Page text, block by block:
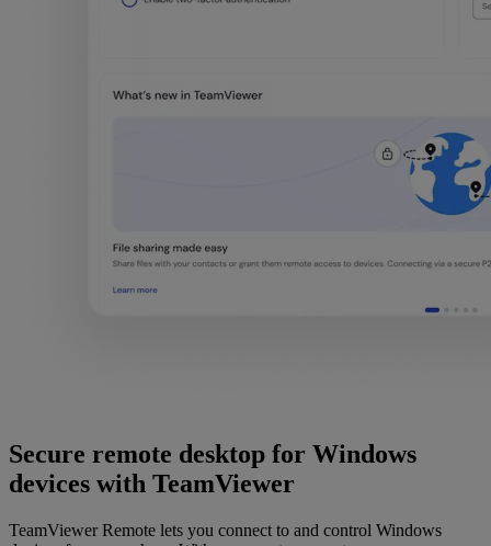
Secure remote desktop for Windows
devices with TeamViewer
TeamViewer Remote lets you connect to and control Windows